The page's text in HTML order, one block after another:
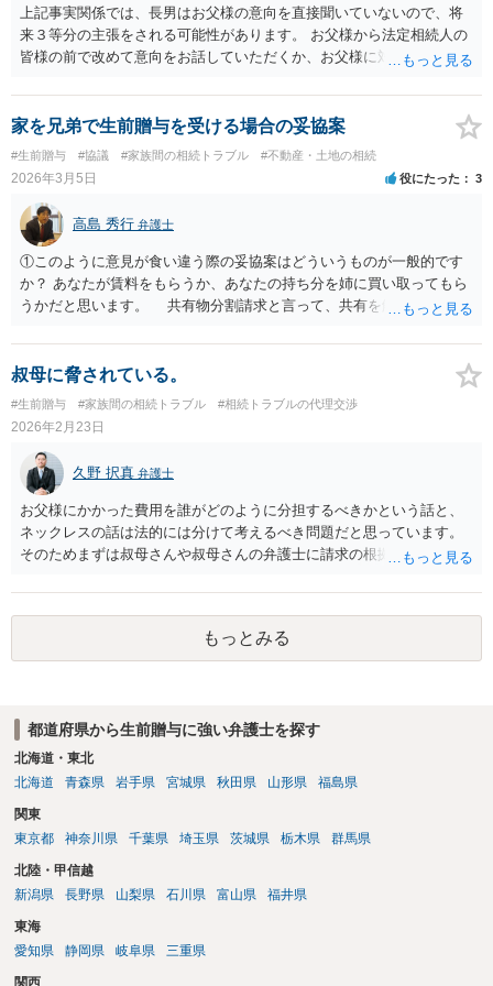
上記事実関係では、長男はお父様の意向を直接聞いていないので、将
来３等分の主張をされる可能性があります。 お父様から法定相続人の
皆様の前で改めて意向をお話していただくか、お父様に対し遺言を残
ります。
家を兄弟で生前贈与を受ける場合の妥協案
#生前贈与 #協議 #家族間の相続トラブル #不動産・土地の相続
2026年3月5日 役にたった 3
高島 秀行 弁護士
①このように意見が食い違う際の妥協案はどういうものが一般的です
か？ あなたが賃料をもらうか、あなたの持ち分を姉に買い取ってもら
うかだと思います。 共有物分割請求と言って、共有を解消する場合
とができます。 ただし、共有で贈与を受けるときに、相手が使用す
ることを認めると そのような共有物分割請求ができるのかが問題と
なってしまいます。 ②仮に姉がこの家で事業を始めた場合、私に一定
の賃貸料を払うのが一般的でしょうか？ 姉だけ使用することを認
めるのであれば賃料をもらったらよいと思います。 ③家や土地を共有
名義にするとトラブルが多いと聞きますが、家を兄弟姉妹で相続・贈
与を受ける場合みなさんどうしているのでしょうか。 共有で贈与
を受けるということは少なく、相続で共有となった場合は遺産分割の
際に なるべく共有にしないで、代償金をもらうか、売って代金を分
ける方法にする。 やむなく共有になってしまった場合は共有物分割
請求で共有状態を解消するのが一般的です。 最初から、共有で相
手が使用することを前提に贈与を受けると 共有物分割請求ができる
かどうか微妙になってしまうので、賃料をもらうくらいしか 解決方
法が亡くなってしまう可能性があります。 弁護士に面談で詳しい
事情を話して相談された方がよいと思います。
叔母に脅されている。
#生前贈与 #家族間の相続トラブル #相続トラブルの代理交渉
2026年2月23日
久野 択真 弁護士
お父様にかかった費用を誰がどのように分担するべきかという話と、
ネックレスの話は法的には分けて考えるべき問題だと思っています。
そのためまずは叔母さんや叔母さんの弁護士に請求の根拠を尋ねてみ
には、ご相談者様の方でも弁護士に具体的に相談してみるのも良いと
思います。 以上ご参考までに。
もっとみる
都道府県から生前贈与に強い弁護士を探す
北海道・東北
北海道
青森県 岩手県 宮城県 秋田県 山形県 福島県
関東
東京都
神奈川県 千葉県 埼玉県 茨城県 栃木県 群馬県
北陸・甲信越
新潟県
長野県 山梨県 石川県 富山県 福井県
東海
愛知県
静岡県 岐阜県 三重県